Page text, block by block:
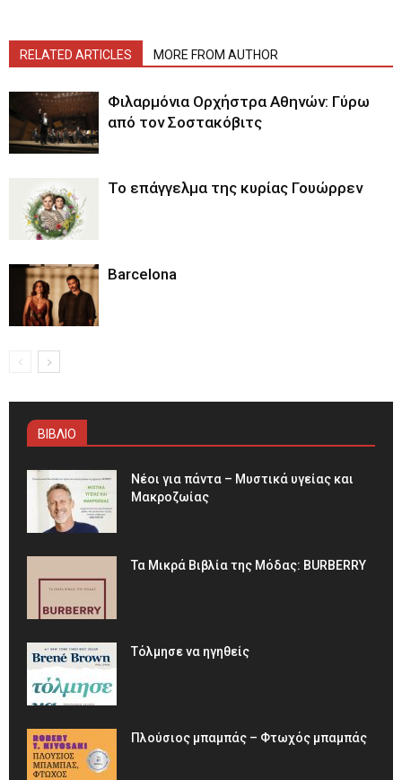
RELATED ARTICLES MORE FROM AUTHOR
Φιλαρμόνια Ορχήστρα Αθηνών: Γύρω
από τον Σοστακόβιτς
Το επάγγελμα της κυρίας Γουώρρεν
Barcelona
ΒΙΒΛΙΟ
Νέοι για πάντα – Μυστικά υγείας και
Μακροζωίας
Τα Μικρά Βιβλία της Μόδας: BURBERRY
Τόλμησε να ηγηθείς
Πλούσιος μπαμπάς – Φτωχός μπαμπάς